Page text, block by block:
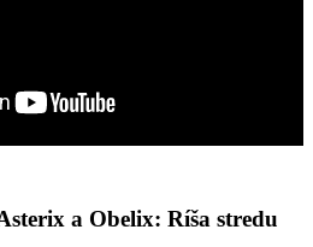
a Obelix: Ríša stredu